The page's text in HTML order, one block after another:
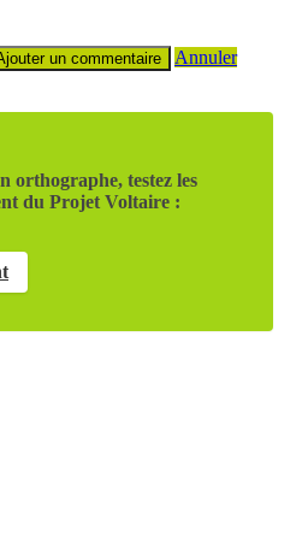
Annuler
orthographe, testez les
du Projet Voltaire :